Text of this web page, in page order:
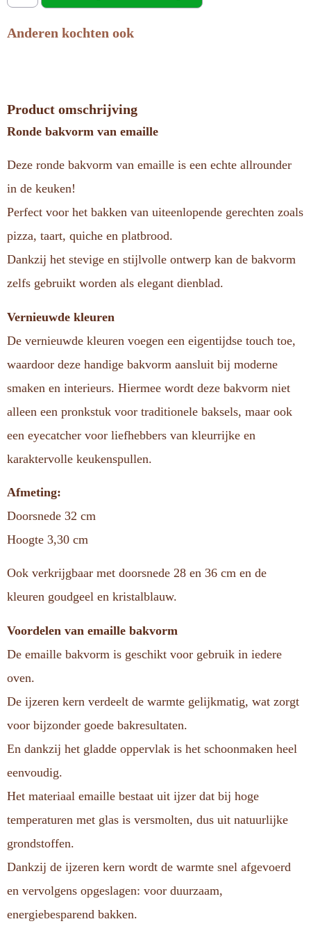
Anderen kochten ook
Product omschrijving
Ronde bakvorm van emaille
Deze ronde bakvorm van emaille is een echte allrounder
in de keuken!
Perfect voor het bakken van uiteenlopende gerechten zoals
pizza, taart, quiche en platbrood.
Dankzij het stevige en stijlvolle ontwerp kan de bakvorm
zelfs gebruikt worden als elegant dienblad.
Vernieuwde kleuren
De vernieuwde kleuren voegen een eigentijdse touch toe,
waardoor deze handige bakvorm aansluit bij moderne
smaken en interieurs. Hiermee wordt deze bakvorm niet
alleen een pronkstuk voor traditionele baksels, maar ook
een eyecatcher voor liefhebbers van kleurrijke en
karaktervolle keukenspullen.
Afmeting:
Doorsnede 32 cm
Hoogte 3,30 cm
Ook verkrijgbaar met doorsnede 28 en 36 cm en de
kleuren goudgeel en kristalblauw.
Voordelen van emaille bakvorm
De emaille bakvorm is geschikt voor gebruik in iedere
oven.
De ijzeren kern verdeelt de warmte gelijkmatig, wat zorgt
voor bijzonder goede bakresultaten.
En dankzij het gladde oppervlak is het schoonmaken heel
eenvoudig.
Het materiaal emaille bestaat uit ijzer dat bij hoge
temperaturen met glas is versmolten, dus uit natuurlijke
grondstoffen.
Dankzij de ijzeren kern wordt de warmte snel afgevoerd
en vervolgens opgeslagen: voor duurzaam,
energiebesparend bakken.